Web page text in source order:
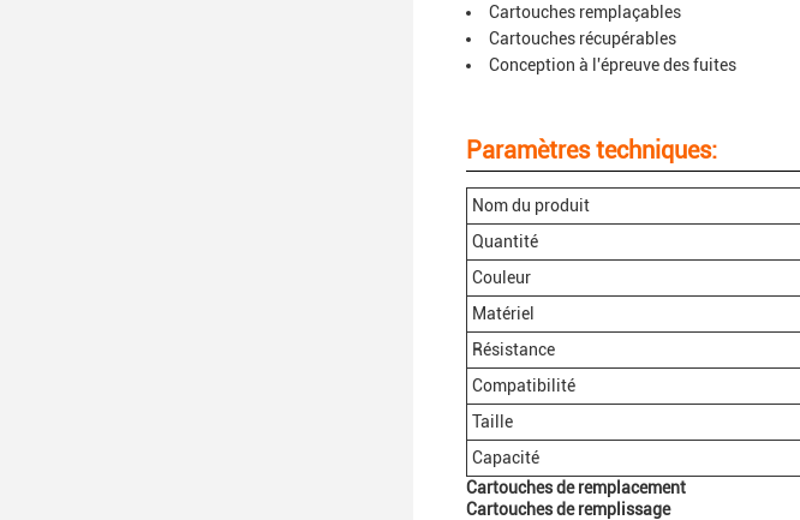
Cartouches remplaçables
Cartouches récupérables
Conception à l'épreuve des fuites
Paramètres techniques:
Nom du produit
Quantité
Couleur
Matériel
Résistance
Compatibilité
Taille
Capacité
Cartouches de remplacement
Cartouches de remplissage